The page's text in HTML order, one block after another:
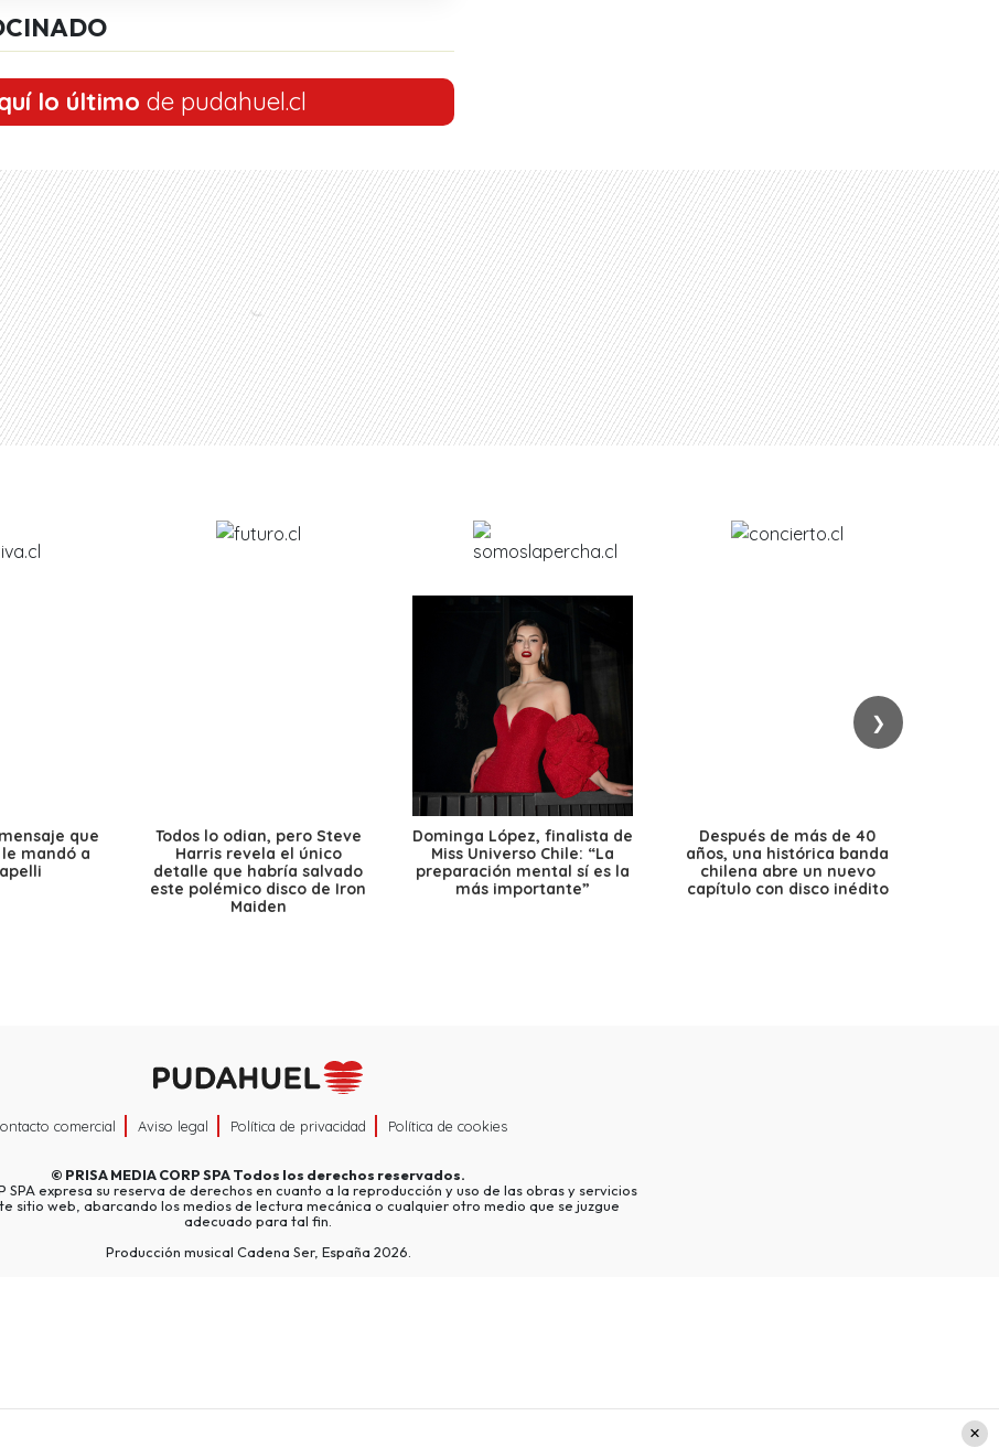
lo último de pudahuel.cl
❯
que
mandó a
Todos lo odian, pero Steve
Harris revela el único
detalle que habría salvado
este polémico disco de Iron
Maiden
Dominga López, finalista de
Miss Universo Chile: “La
preparación mental sí es la
más importante”
Después de más de 40
años, una histórica banda
chilena abre un nuevo
capítulo con disco inédito
comercial Aviso legal Política de privacidad Política de cookies
© PRISA MEDIA CORP SPATodos los derechos reservados.
SPA expresa su reserva de derechos en cuanto a la reproducción y uso de las obras y servicios
sitio web, abarcando los medios de lectura mecánica o cualquier otro medio que se juzgue
adecuado para tal fin.
Producción musical Cadena Ser, España 2026.